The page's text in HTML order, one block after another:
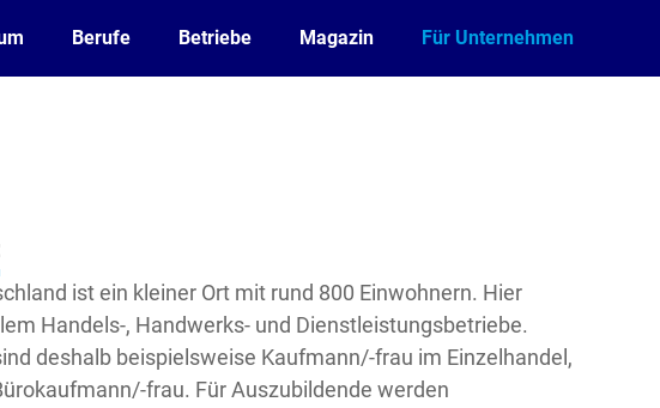
Berufe Betriebe Magazin Für Unternehmen
ist ein kleiner Ort mit rund 800 Einwohnern. Hier
Handels-, Handwerks- und Dienstleistungsbetriebe.
deshalb beispielsweise Kaufmann/-frau im Einzelhandel,
frau. Für Auszubildende werden